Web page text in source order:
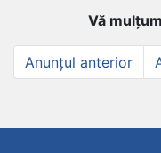
Vă
Navigare
articole
Anunțul anterior